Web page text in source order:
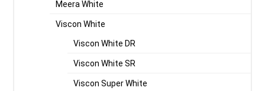
Meera White
Viscon White
Viscon White DR
Viscon White SR
Viscon Super White